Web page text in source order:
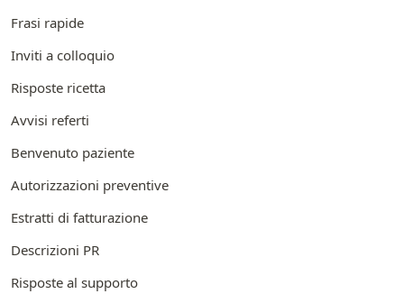
Frasi rapide
Inviti a colloquio
Risposte ricetta
Avvisi referti
Benvenuto paziente
Autorizzazioni preventive
Estratti di fatturazione
Descrizioni PR
Risposte al supporto